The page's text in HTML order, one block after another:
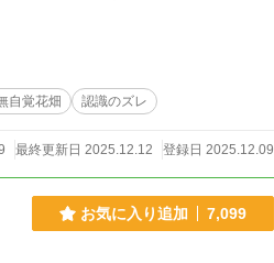
自覚花畑 認識のズレ
最終更新日 2025.12.12 登録日 2025.12.09
お気に入り追加 7,099